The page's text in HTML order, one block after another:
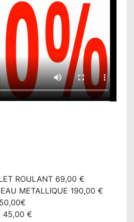
ROULANT 69,00 €
METALLIQUE 190,00 €
45,00 €